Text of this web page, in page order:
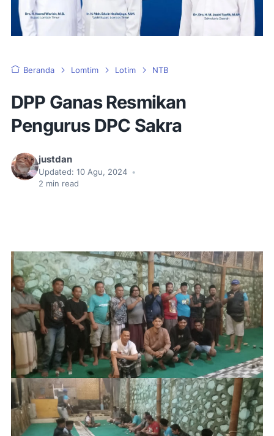
Beranda Lomtim Lotim NTB
DPP Ganas Resmikan
Pengurus DPC Sakra
justdan
Updated: 10 Agu, 2024 •
2 min read